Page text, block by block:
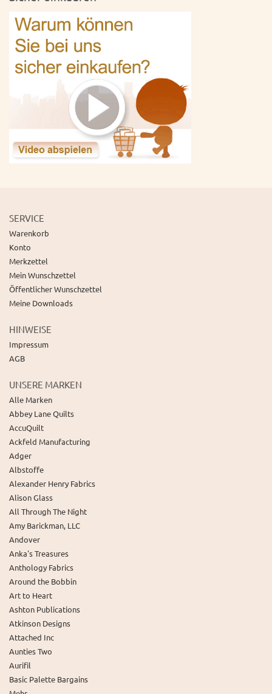
SERVICE
Warenkorb
Konto
Merkzettel
Mein Wunschzettel
Öffentlicher Wunschzettel
Meine Downloads
HINWEISE
Impressum
AGB
UNSERE MARKEN
Alle Marken
Abbey Lane Quilts
AccuQuilt
Ackfeld Manufacturing
Adger
Albstoffe
Alexander Henry Fabrics
Alison Glass
All Through The Night
Amy Barickman, LLC
Andover
Anka's Treasures
Anthology Fabrics
Around the Bobbin
Art to Heart
Ashton Publications
Atkinson Designs
Attached Inc
Aunties Two
Aurifil
Basic Palette Bargains